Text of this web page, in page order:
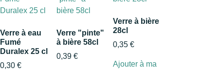
Verre à eau
Fumé
Duralex 25 cl
0,30 €
Verre "pinte"
à bière 58cl
0,39 €
Verre à bière
28cl
0,35 €
Ajouter à ma